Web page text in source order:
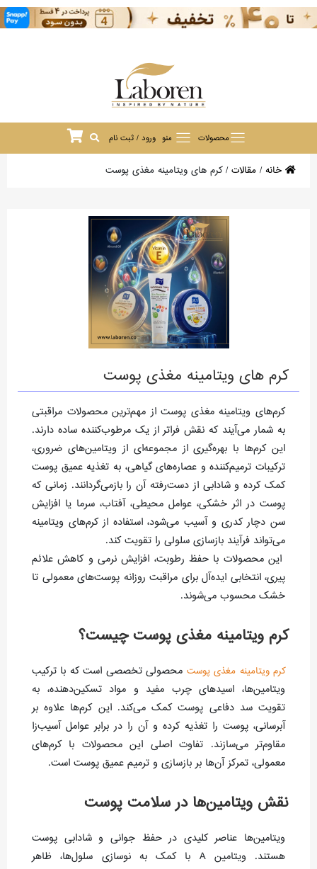
محصولات منو ورود / ثبت نام
خانه/ مقالات/کرم های ویتامینه مغذی پوست
کرم های ویتامینه مغذی پوست
کرم‌های ویتامینه مغذی پوست از مهم‌ترین محصولات مراقبتی
به شمار می‌آیند که نقش فراتر از یک مرطوب‌کننده ساده دارند.
این کرم‌ها با بهره‌گیری از مجموعه‌ای از ویتامین‌های ضروری،
ترکیبات ترمیم‌کننده و عصاره‌های گیاهی، به تغذیه عمیق پوست
کمک کرده و شادابی از دست‌رفته آن را بازمی‌گردانند. زمانی که
پوست در اثر خشکی، عوامل محیطی، آفتاب، سرما یا افزایش
سن دچار کدری و آسیب می‌شود، استفاده از کرم‌های ویتامینه
می‌تواند فرآیند بازسازی سلولی را تقویت کند.
این محصولات با حفظ رطوبت، افزایش نرمی و کاهش علائم
پیری، انتخابی ایده‌آل برای مراقبت روزانه پوست‌های معمولی تا
خشک محسوب می‌شوند.
کرم ویتامینه مغذی پوست چیست؟
کرم ویتامینه مغذی پوست محصولی تخصصی است که با ترکیب
ویتامین‌ها، اسیدهای چرب مفید و مواد تسکین‌دهنده، به
تقویت سد دفاعی پوست کمک می‌کند. این کرم‌ها علاوه بر
آبرسانی، پوست را تغذیه کرده و آن را در برابر عوامل آسیب‌زا
مقاوم‌تر می‌سازند. تفاوت اصلی این محصولات با کرم‌های
معمولی، تمرکز آن‌ها بر بازسازی و ترمیم عمیق پوست است.
نقش ویتامین‌ها در سلامت پوست
ویتامین‌ها عناصر کلیدی در حفظ جوانی و شادابی پوست
هستند. ویتامین A با کمک به نوسازی سلول‌ها، ظاهر